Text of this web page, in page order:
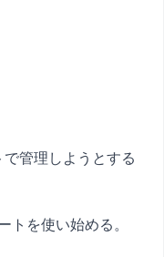
管理しようとする
トを使い始める。